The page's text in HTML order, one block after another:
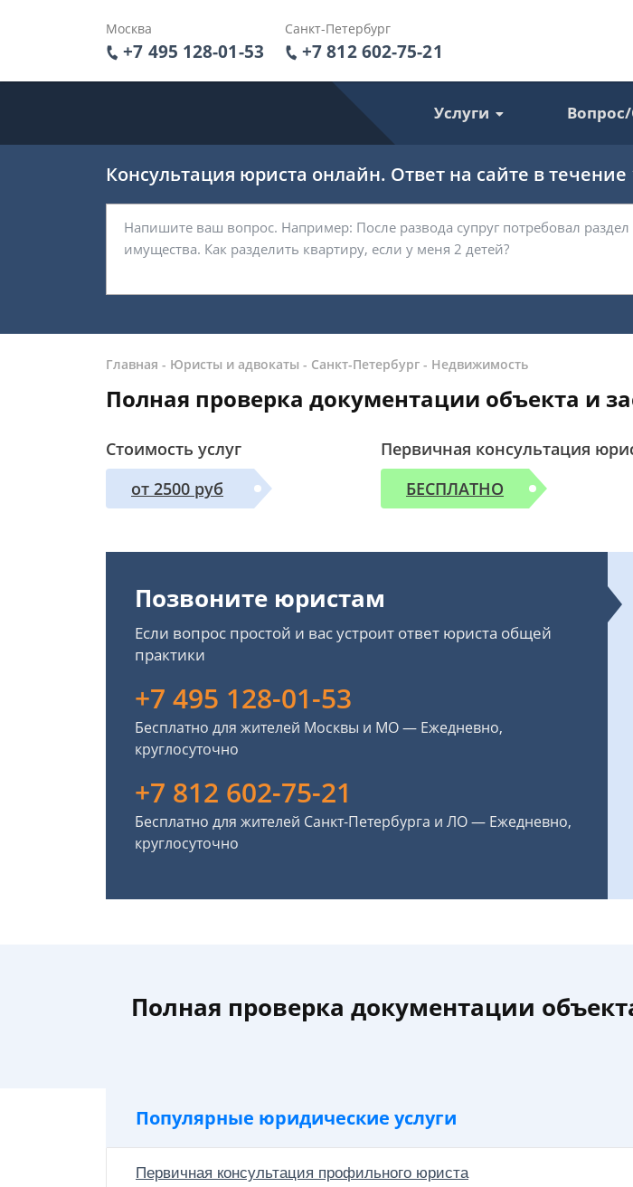
Москва
+7 495 128-01-53
Санкт-Петербург
+7 812 602-75-21
Услуги
Консультация юриста онлайн. Ответ на сайте в
Главная - Юристы и адвокаты - Санкт-Петербург - Недвижимость
Полная проверка документации объекта и
Стоимость услуг
от 2500 руб
Первичная консультация
БЕСПЛАТНО
Позвоните юристам
Если вопрос простой и вас устроит ответ юриста общей
практики
+7 495 128-01-53
Бесплатно для жителей Москвы и МО — Ежедневно,
круглосуточно
+7 812 602-75-21
Бесплатно для жителей Санкт-Петербурга и ЛО — Ежедневно,
круглосуточно
Полная проверка документации
Популярные юридические услуги
Первичная консультация профильного юриста